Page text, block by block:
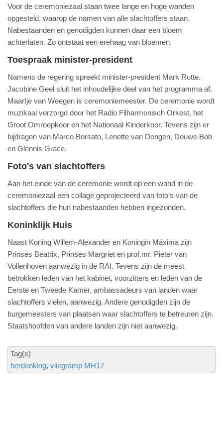
Voor de ceremoniezaal staan twee lange en hoge wanden
opgesteld, waarop de namen van alle slachtoffers staan.
Nabestaanden en genodigden kunnen daar een bloem
achterlaten. Zo ontstaat een erehaag van bloemen.
Toespraak minister-president
Namens de regering spreekt minister-president Mark Rutte.
Jacobine Geel sluit het inhoudelijke deel van het programma af.
Maartje van Weegen is ceremoniemeester. De ceremonie wordt
muzikaal verzorgd door het Radio Filharmonisch Orkest, het
Groot Omroepkoor en het Nationaal Kinderkoor. Tevens zijn er
bijdragen van Marco Borsato, Lenette van Dongen, Douwe Bob
en Glennis Grace.
Foto's van slachtoffers
Aan het einde van de ceremonie wordt op een wand in de
ceremoniezaal een collage geprojecteerd van foto’s van de
slachtoffers die hun nabestaanden hebben ingezonden.
Koninklijk Huis
Naast Koning Willem-Alexander en Koningin Máxima zijn
Prinses Beatrix, Prinses Margriet en prof.mr. Pieter van
Vollenhoven aanwezig in de RAI. Tevens zijn de meest
betrokken leden van het kabinet, voorzitters en leden van de
Eerste en Tweede Kamer, ambassadeurs van landen waar
slachtoffers vielen, aanwezig. Andere genodigden zijn de
burgemeesters van plaatsen waar slachtoffers te betreuren zijn.
Staatshoofden van andere landen zijn niet aanwezig.
Tag(s)
herdenking vliegramp MH17